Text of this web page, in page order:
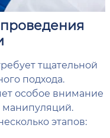
тщательной
подхода.
особое внимание
манипуляций.
этапов: